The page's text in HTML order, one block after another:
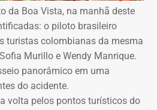
que assina o novo aditivo de
esta semana, foi notificado a
do TCE.
desde os momentos
até a transmissão ao vivo.
de debates eleitorais, a Band
um espaço para o confronto
conheçam as propostas
será da jornalista Adriana
da Boa Vista, na manhã deste
o piloto brasileiro
turistas colombianas da mesma
Murillo e Wendy Manrique.
panorâmico em uma
do acidente.
volta pelos pontos turísticos do